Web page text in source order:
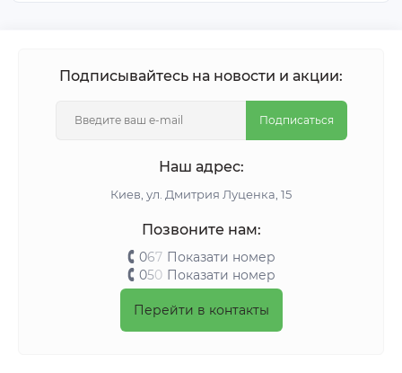
Подписывайтесь на новости и акции:
Подписаться
Наш адрес:
Киeв, ул. Дмитрия Луценка, 15
Позвоните нам:
067 Показати номер
050 Показати номер
Перейти в контакты